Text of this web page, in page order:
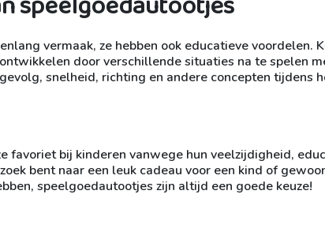
vermaak, ze hebben ook educatieve voordelen.
door verschillende situaties na te spelen
snelheid, richting en andere concepten tijdens
favoriet bij kinderen vanwege hun veelzijdigheid,
bent naar een leuk cadeau voor een kind of
speelgoedautootjes zijn altijd een goede keuze!